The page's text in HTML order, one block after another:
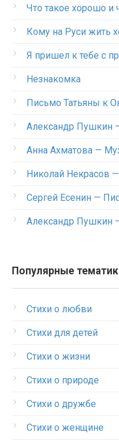
Что такое хорошо и
Кому на Руси жить
Я пришел к тебе с
Незнакомка
Письмо Татьяны к
Александр Пушкин
Анна Ахматова —
Николай Некрасов
Сергей Есенин —
Александр Пушкин
Популярные
Стихи о любви
Стихи для детей
Стихи о жизни
Стихи о природе
Стихи о дружбе
Стихи о женщине